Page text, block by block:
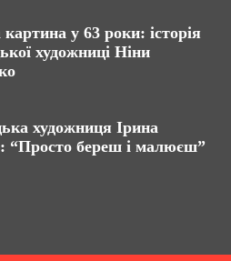
у 63 роки: історія
художниці Ніни
художниця Ірина
“Просто береш і малюєш”